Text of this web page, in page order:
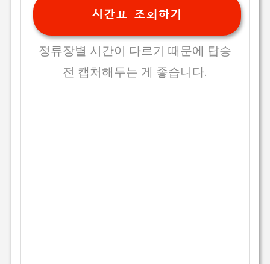
시간표 조회하기
정류장별 시간이 다르기 때문에 탑승
전 캡처해두는 게 좋습니다.